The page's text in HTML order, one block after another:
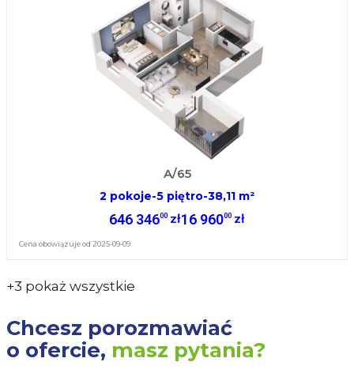
A/65
2 pokoje-5 piętro-38,11 m²
646 34600 zł16 96000 zł
Cena obowiązuje od 2025-09-09
+3 pokaż wszystkie
Chcesz porozmawiać
o ofercie, masz pytania?